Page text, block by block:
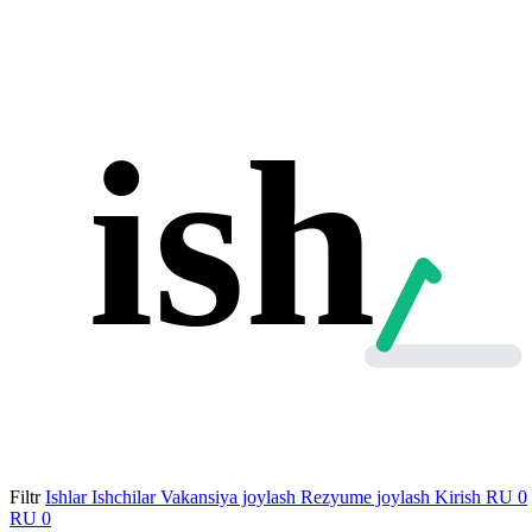
ish
Filtr Ishlar Ishchilar Vakansiya joylash Rezyume joylash Kirish RU 0
RU 0